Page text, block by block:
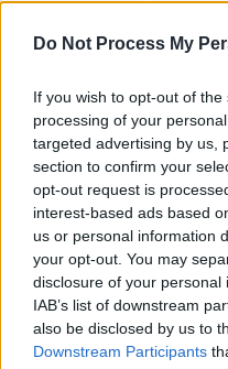
Do Not Process My
If you wish to opt-out of
processing of your
targeted advertising by us,
section to confirm your
opt-out request is
interest-based ads based
us or personal information
your opt-out. You may
disclosure of your
IAB’s list of downstream
also be disclosed by us to
Downstream Participants
Our Network |
10 εστιατόρια
πιο ρομαντικά
ένα αξέχαστο